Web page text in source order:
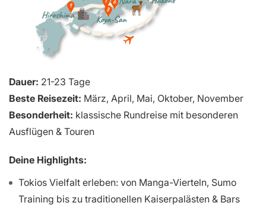
Dauer: 21-23 Tage
Beste Reisezeit: März, April, Mai, Oktober, November
Besonderheit: klassische Rundreise mit besonderen
Ausflügen & Touren
Deine Highlights:
Tokios Vielfalt erleben: von Manga-Vierteln, Sumo
Training bis zu traditionellen Kaiserpalästen & Bars